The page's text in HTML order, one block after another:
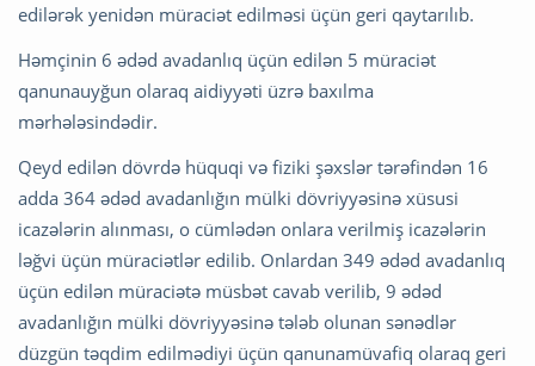
edilərək yenidən müraciət edilməsi üçün geri qaytarılıb.
Həmçinin 6 ədəd avadanlıq üçün edilən 5 müraciət
qanunauyğun olaraq aidiyyəti üzrə baxılma
mərhələsindədir.
Qeyd edilən dövrdə hüquqi və fiziki şəxslər tərəfindən 16
adda 364 ədəd avadanlığın mülki dövriyyəsinə xüsusi
icazələrin alınması, o cümlədən onlara verilmiş icazələrin
ləğvi üçün müraciətlər edilib. Onlardan 349 ədəd avadanlıq
üçün edilən müraciətə müsbət cavab verilib, 9 ədəd
avadanlığın mülki dövriyyəsinə tələb olunan sənədlər
düzgün təqdim edilmədiyi üçün qanunamüvafiq olaraq geri